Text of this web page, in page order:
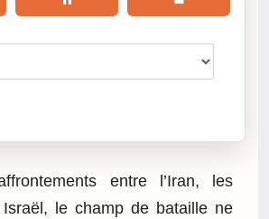
entre l’Iran, les
le champ de bataille ne